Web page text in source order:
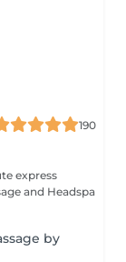
190
express
and Headspa
by